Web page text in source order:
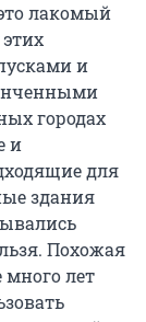
лакомый
и
городах
и
для
здания
Похожая
лет